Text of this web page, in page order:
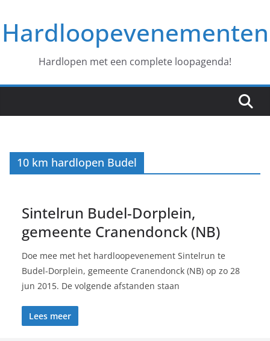
naar
deHardloopevenementen
Hardlopen met een complete loopagenda!
10 km hardlopen Budel
Sintelrun Budel-Dorplein,
gemeente Cranendonck (NB)
Doe mee met het hardloopevenement Sintelrun te
Budel-Dorplein, gemeente Cranendonck (NB) op zo 28
jun 2015. De volgende afstanden staan
Lees meer